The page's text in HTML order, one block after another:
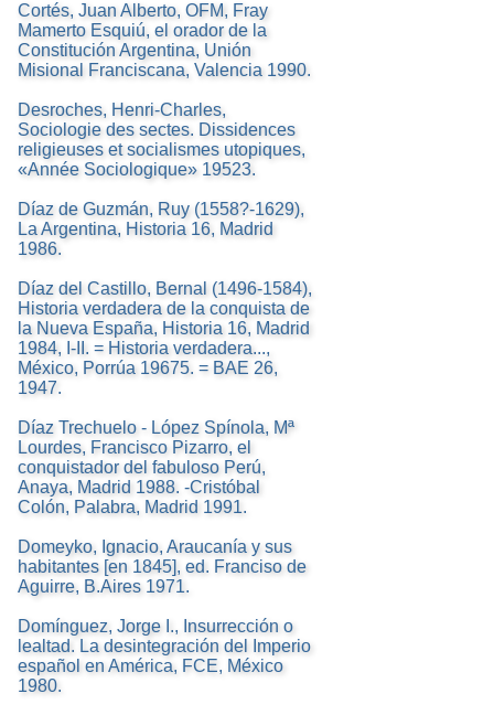
Cortés, Juan Alberto, OFM, Fray
Mamerto Esquiú, el orador de la
Constitución Argentina, Unión
Misional Franciscana, Valencia 1990.
Desroches, Henri-Charles,
Sociologie des sectes. Dissidences
religieuses et socialismes utopiques,
«Année Sociologique» 19523.
Díaz de Guzmán, Ruy (1558?-1629),
La Argentina, Historia 16, Madrid
1986.
Díaz del Castillo, Bernal (1496-1584),
Historia verdadera de la conquista de
la Nueva España, Historia 16, Madrid
1984, I-II. = Historia verdadera...,
México, Porrúa 19675. = BAE 26,
1947.
Díaz Trechuelo - López Spínola, Mª
Lourdes, Francisco Pizarro, el
conquistador del fabuloso Perú,
Anaya, Madrid 1988. -Cristóbal
Colón, Palabra, Madrid 1991.
Domeyko, Ignacio, Araucanía y sus
habitantes [en 1845], ed. Franciso de
Aguirre, B.Aires 1971.
Domínguez, Jorge I., Insurrección o
lealtad. La desintegración del Imperio
español en América, FCE, México
1980.